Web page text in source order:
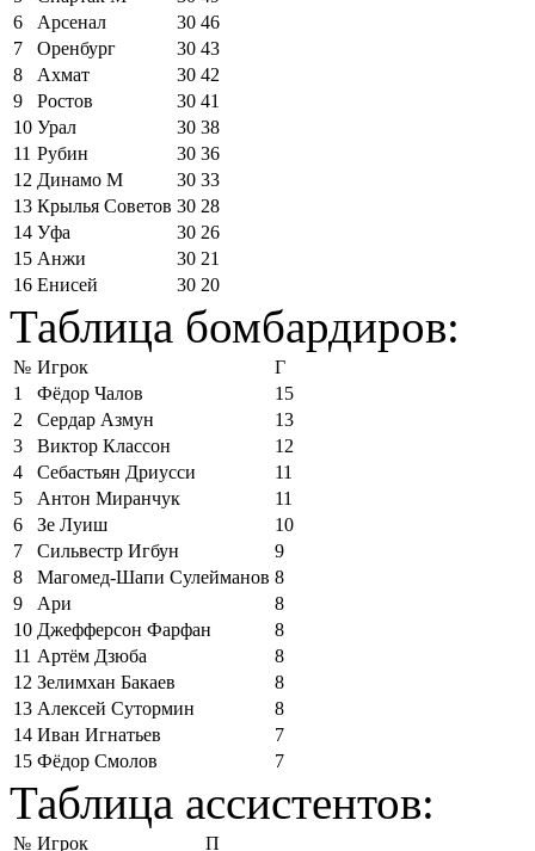
6
Арсенал 30 46
7
Оренбург 30 43
8
Ахмат 30 42
9
Ростов 30 41
10 Урал 30 38
11 Рубин 30 36
12 Динамо М 30 33
13 Крылья Советов 30 28
14 Уфа 30 26
15 Анжи 30 21
16 Енисей 30 20
Таблица бомбардиров:
№ Игрок
Г
1
Фёдор Чалов
15
2
Сердар Азмун
13
3
Виктор Классон
12
4
Себастьян Дриусси
11
5
Антон Миранчук
11
6
Зе Луиш
10
7
Сильвестр Игбун
9
8
Магомед-Шапи Сулейманов 8
9
Ари
8
10 Джефферсон Фарфан
8
11 Артём Дзюба
8
12 Зелимхан Бакаев
8
13 Алексей Сутормин
8
14 Иван Игнатьев
7
15 Фёдор Смолов 7
Таблица ассистентов:
№ Игрок
П